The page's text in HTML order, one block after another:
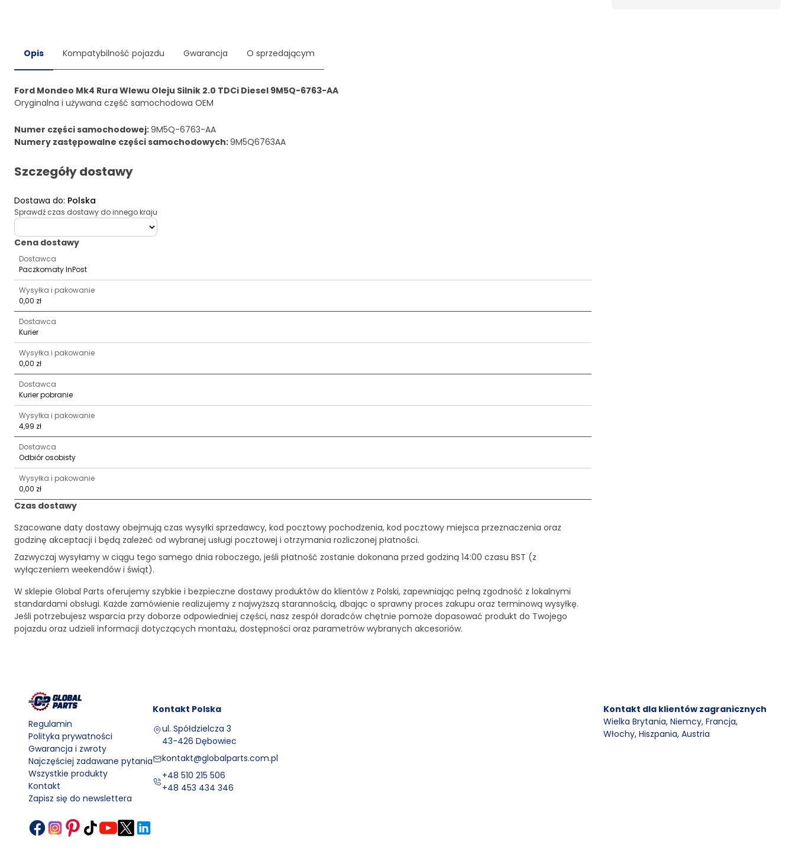
Opis Kompatybilność pojazdu Gwarancja O sprzedającym
Ford Mondeo Mk4 Rura Wlewu Oleju Silnik 2.0 TDCi Diesel 9M5Q-6763-AA
Oryginalna i używana część samochodowa OEM
Numer części samochodowej:9M5Q-6763-AA
Numery zastępowalne części samochodowych:9M5Q6763AA
Szczegóły dostawy
Dostawa do: Polska
Sprawdź czas dostawy do innego kraju
deliveryCountry
Cena dostawy
Dostawca
Paczkomaty InPost
Wysyłka i pakowanie
0,00 zł
Dostawca
Kurier
Wysyłka i pakowanie
0,00 zł
Dostawca
Kurier pobranie
Wysyłka i pakowanie
4,99 zł
Dostawca
Odbiór osobisty
Wysyłka i pakowanie
0,00 zł
Czas dostawy
Szacowane daty dostawy obejmują czas wysyłki sprzedawcy, kod pocztowy pochodzenia, kod pocztowy miejsca przeznaczenia oraz
godzinę akceptacji i będą zależeć od wybranej usługi pocztowej i otrzymania rozliczonej płatności.
Zazwyczaj wysyłamy w ciągu tego samego dnia roboczego, jeśli płatność zostanie dokonana przed godziną 14:00 czasu BST (z
wyłączeniem weekendów i świąt).
W sklepie Global Parts oferujemy szybkie i bezpieczne dostawy produktów do klientów z Polski, zapewniając pełną zgodność z lokalnymi
standardami obsługi. Każde zamówienie realizujemy z najwyższą starannością, dbając o sprawny proces zakupu oraz terminową wysyłkę.
Jeśli potrzebujesz wsparcia przy doborze odpowiedniej części, nasz zespół doradców chętnie pomoże dopasować produkt do Twojego
pojazdu oraz udzieli informacji dotyczących montażu, dostępności oraz parametrów wybranych akcesoriów.
Regulamin
Polityka prywatności
Gwarancja i zwroty
Najczęściej zadawane pytania
Wszystkie produkty
Kontakt
Zapisz się do newslettera
Kontakt Polska
ul. Spółdzielcza 3
43-426 Dębowiec
kontakt@globalparts.com.pl
+48 510 215 506
+48 453 434 346
Kontakt dla klientów zagranicznych
Wielka Brytania, Niemcy, Francja,
Włochy, Hiszpania, Austria